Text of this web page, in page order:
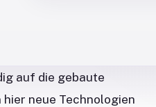
auf die gebaute
neue Technologien